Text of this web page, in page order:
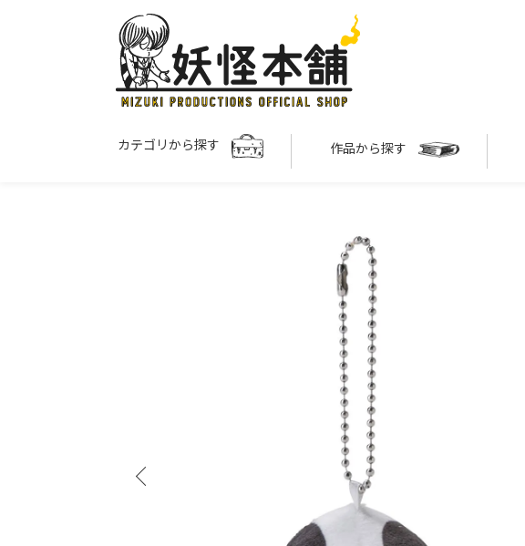
カテゴリから探す 作品から探す